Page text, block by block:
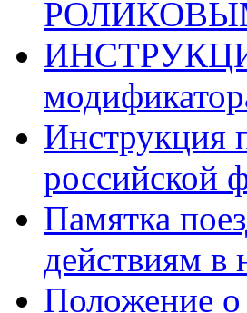
Инструкция
российской
Памятка
действиям в
Положение о